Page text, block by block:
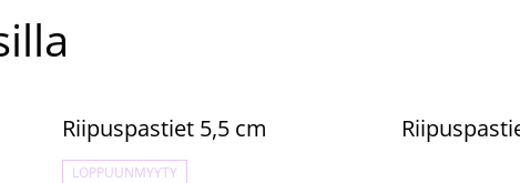
Riipuspastiet 5,5 cm
LOPPUUNMYYTY